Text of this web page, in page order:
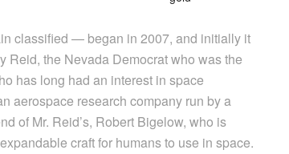
classified — began in 2007, and initially it
Reid, the Nevada Democrat who was the
has long had an interest in space
aerospace research company run by a
of Mr. Reid’s, Robert Bigelow, who is
craft for humans to use in space.